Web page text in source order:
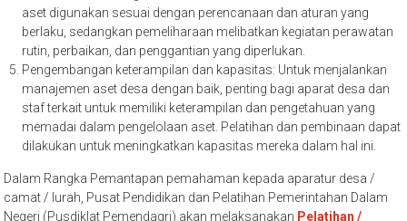
aset digunakan sesuai dengan perencanaan dan aturan yang
berlaku, sedangkan pemeliharaan melibatkan kegiatan perawatan
rutin, perbaikan, dan penggantian yang diperlukan.
Pengembangan keterampilan dan kapasitas: Untuk menjalankan
manajemen aset desa dengan baik, penting bagi aparat desa dan
staf terkait untuk memiliki keterampilan dan pengetahuan yang
memadai dalam pengelolaan aset. Pelatihan dan pembinaan dapat
dilakukan untuk meningkatkan kapasitas mereka dalam hal ini.
Dalam Rangka Pemantapan pemahaman kepada aparatur desa /
camat / lurah, Pusat Pendidikan dan Pelatihan Pemerintahan Dalam
Negeri (Pusdiklat Pemendagri) akan melaksanakan Pelatihan /